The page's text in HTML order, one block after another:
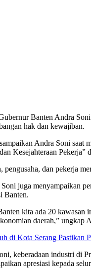
Banten Andra
hak dan kewajiban.
Andra Soni saat
Kesejahteraan
pengusaha, dan pekerja
juga menyampaikan
Banten.
kita ada 20 kawasan
daerah,” ungkap
di Kota Serang Pastikan
keberadaan industri di
apresiasi kepada